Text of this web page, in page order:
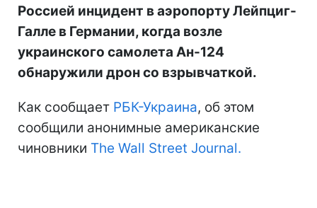
Россией инцидент в аэропорту Лейпциг-
Галле в Германии, когда возле
украинского самолета Ан-124
обнаружили дрон со взрывчаткой.
Как сообщает РБК-Украина, об этом
сообщили анонимные американские
чиновники The Wall Street Journal.